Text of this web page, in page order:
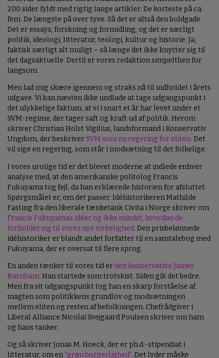
200 sider fyldt med rigtig lange artikler. De korteste på ca.
fem. De længste på over tyve. Så det er altså den boldgade.
Det er essays, forskning og formidling, og det er særligt
politik, ideologi, litteratur, teologi, kultur og historie. Ja,
faktisk særligt alt muligt – så længe det ikke knytter sig til
det dagsaktuelle. Dertil er vores redaktion simpelthen for
langsom.
Men lad mig skære igennem og straks nå til indholdet i årets
udgave. Vi kan næsten ikke undlade at tage udgangspunkt i
det ulykkelige faktum, at vi i snart et år har levet under et
SVM-regime, der tager saft og kraft ud af politik. Herom
skriver Christian Holst Vigilius, landsformand i Konservativ
Ungdom, der beskriver SVM som en regering for eliten. Det
vil sige en regering, som står i modsætning til det folkelige.
I vores urolige tid er det blevet moderne at indlede enhver
analyse med, at den amerikanske politolog Francis
Fukuyama tog fejl, da han erklærede historien for afsluttet.
Spørgsmålet er, om det passer. Idéhistorikeren Mathilde
Fasting fra den liberale tænketank Civita i Norge skriver om
Francis Fukuyamas idéer og ikke mindst, hvordan de
forholder sig til vores nye virkelighed. Den prisbelønnede
idéhistoriker er blandt andet forfatter til en samtalebog med
Fukuyama, der er oversat til flere sprog.
En anden tænker til vores tid er den konservative James
Burnham. Han startede som trotskist. Siden gik det bedre.
Men fra sit udgangspunkt tog han en skarp forståelse af
magten som politikkens grundlov og modsætningen
mellem eliten og resten af befolkningen. Chefrådgiver i
Liberal Alliance Nicolai Svejgaard Poulsen skriver om ham
og hans tanker.
Og så skriver Jonas M. Hoeck, der er ph.d.-stipendiat i
litteratur, om en”grøn borgerlighed”. Det lyder måske